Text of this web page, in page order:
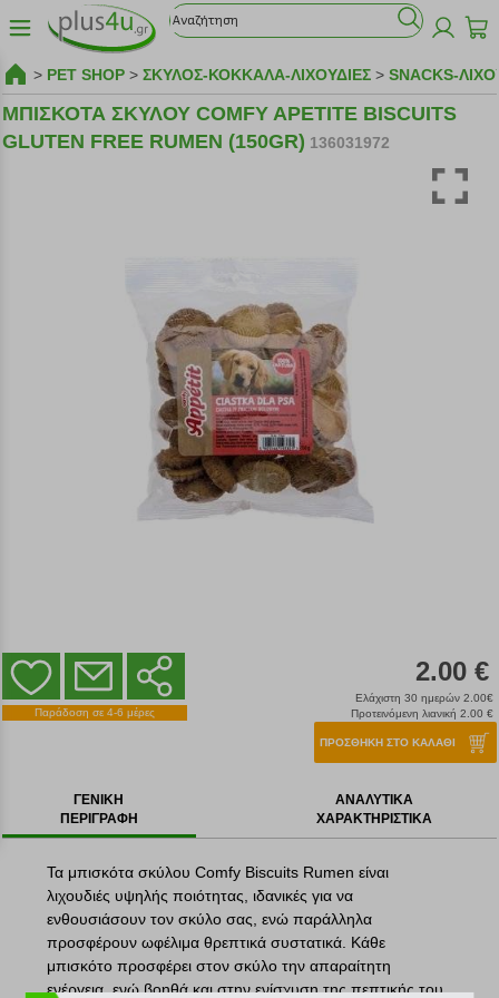
> PET SHOP > ΣΚΥΛΟΣ-ΚΟΚΚΑΛΑ-ΛΙΧΟΥΔΙΕΣ > SNACKS-
ΜΠΙΣΚΟΤΑ ΣΚΥΛΟΥ COMFY APETITE BISCUITS
GLUTEN FREE RUMEN (150GR) 136031972
Παράδοση σε 4-6 μέρες
2.00 €
Ελάχιστη 30 ημερών 2.00€
Προτεινόμενη λιανική 2.00 €
ΠΡΟΣΘΗΚΗ ΣΤΟ ΚΑΛΑΘΙ
ΓΕΝΙΚΗ
ΠΕΡΙΓΡΑΦΗ
ΑΝΑΛΥΤΙΚΑ
ΧΑΡΑΚΤΗΡΙΣΤΙΚΑ
Τα μπισκότα σκύλου Comfy Biscuits Rumen είναι
λιχουδιές υψηλής ποιότητας, ιδανικές για να
ενθουσιάσουν τον σκύλο σας, ενώ παράλληλα
προσφέρουν ωφέλιμα θρεπτικά συστατικά. Κάθε
μπισκότο προσφέρει στον σκύλο την απαραίτητη
ενέργεια, ενώ βοηθά και στην ενίσχυση της πεπτικής του